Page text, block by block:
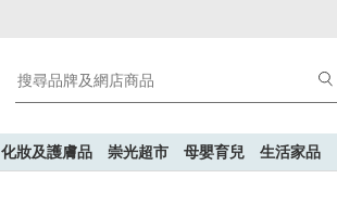
化妝及護膚品 崇光超市 母嬰育兒 生活家品